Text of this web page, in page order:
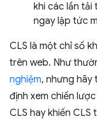
khi các lần
ngay lập tức
CLS là một chỉ số
trên web. Như
nghiệm, nhưng hãy
định xem chiến
CLS hay khiến CLS